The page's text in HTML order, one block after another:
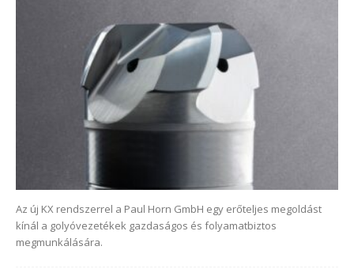
Az új KX rendszerrel a Paul Horn GmbH egy erőteljes megoldást
kínál a golyóvezetékek gazdaságos és folyamatbiztos
megmunkálására.